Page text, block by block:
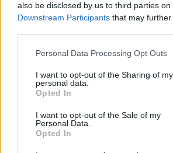
also be disclosed by us to third parties on
Downstream Participants that may
Please note that this website/app uses
not limited to your visit or usage
grant or deny consent to Google and its
use your data for below specified
consent section.
Personal Data Processing Opt Outs
I want to opt-out of the Sharing of my
personal data.
Opted In
I want to opt-out of the Sale of my
Personal Data.
Opted In